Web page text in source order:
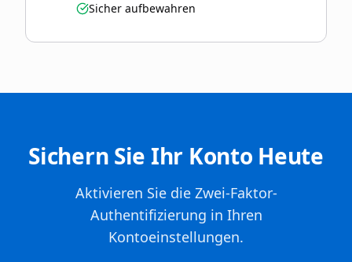
Sicher aufbewahren
Sichern Sie Ihr Konto Heute
Aktivieren Sie die Zwei-Faktor-
Authentifizierung in Ihren
Kontoeinstellungen.